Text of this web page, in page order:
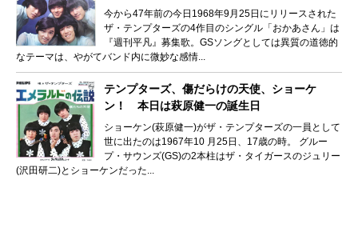
今から47年前の今日1968年9月25日にリリースされた
ザ・テンプターズの4作目のシングル「おかあさん」は
『週刊平凡』募集歌。GSソングとしては異質の道徳的
なテーマは、やがてバンド内に微妙な感情...
テンプターズ、傷だらけの天使、ショーケ
ン！ 本日は萩原健一の誕生日
ショーケン(萩原健一)がザ・テンプターズの一員として
世に出たのは1967年10 月25日、17歳の時。 グルー
プ・サウンズ(GS)の2本柱はザ・タイガースのジュリー
(沢田研二)とショーケンだった...